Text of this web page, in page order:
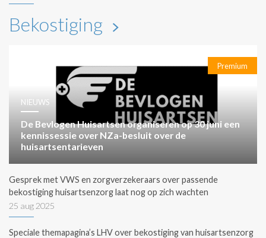
Bekostiging
Premium
NIEUWS
De Bevlogen Huisartsen organiseren op 30 juni een
kennissessie over NZa-besluit over de
huisartsentarieven
Gesprek met VWS en zorgverzekeraars over passende
bekostiging huisartsenzorg laat nog op zich wachten
25 aug 2025
Speciale themapagina’s LHV over bekostiging van huisartsenzorg